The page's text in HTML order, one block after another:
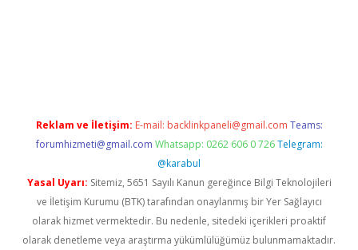
Reklam ve İletişim: E-mail: backlinkpaneli@gmail.com Teams:
forumhizmeti@gmail.com Whatsapp: 0262 606 0 726 Telegram:
@karabul
Yasal Uyarı: Sitemiz, 5651 Sayılı Kanun gereğince Bilgi Teknolojileri
ve İletişim Kurumu (BTK) tarafından onaylanmış bir Yer Sağlayıcı
olarak hizmet vermektedir. Bu nedenle, sitedeki içerikleri proaktif
olarak denetleme veya araştırma yükümlülüğümüz bulunmamaktadır.